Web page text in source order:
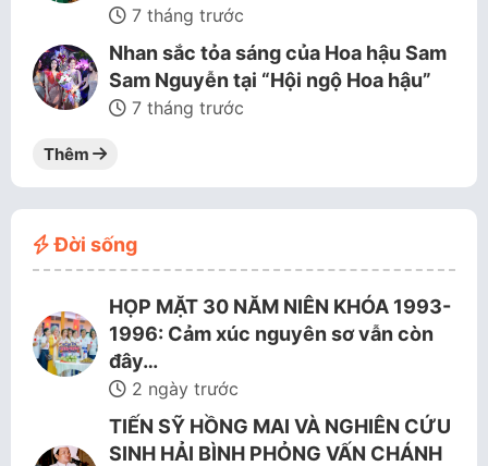
7 tháng trước
Nhan sắc tỏa sáng của Hoa hậu Sam
Sam Nguyễn tại “Hội ngộ Hoa hậu”
7 tháng trước
Thêm
Đời sống
HỌP MẶT 30 NĂM NIÊN KHÓA 1993-
1996: Cảm xúc nguyên sơ vẫn còn
đây…
2 ngày trước
TIẾN SỸ HỒNG MAI VÀ NGHIÊN CỨU
SINH HẢI BÌNH PHỎNG VẤN CHÁNH